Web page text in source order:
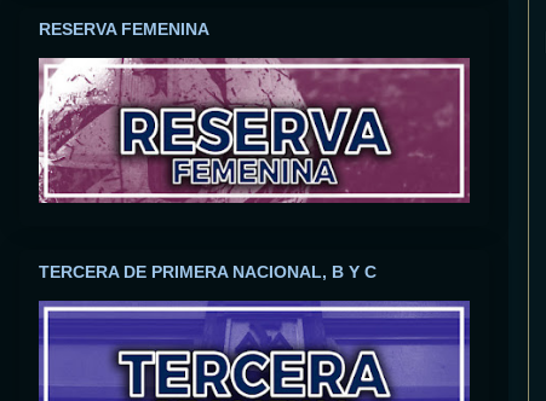
RESERVA FEMENINA
TERCERA DE PRIMERA NACIONAL, B Y C